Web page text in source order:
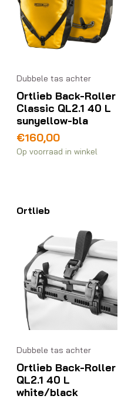
Dubbele tas achter
Ortlieb Back-Roller
Classic QL2.1 40 L
sunyellow-bla
€160,00
Op voorraad in winkel
Ortlieb
Dubbele tas achter
Ortlieb Back-Roller
QL2.1 40 L
white/black